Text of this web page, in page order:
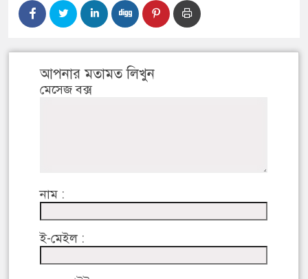
আপনার মতামত লিখুন
মেসেজ বক্স
নাম :
ই-মেইল :